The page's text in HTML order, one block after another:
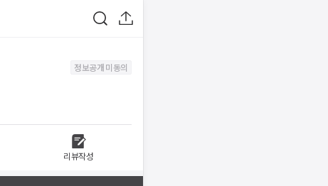
정보공개 미동의
리뷰작성